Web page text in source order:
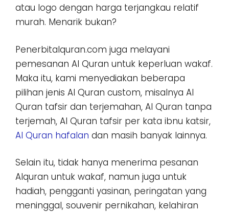
atau logo dengan harga terjangkau relatif
murah. Menarik bukan?
Penerbitalquran.com juga melayani
pemesanan Al Quran untuk keperluan wakaf.
Maka itu, kami menyediakan beberapa
pilihan jenis Al Quran custom, misalnya Al
Quran tafsir dan terjemahan, Al Quran tanpa
terjemah, Al Quran tafsir per kata ibnu katsir,
Al Quran hafalan dan masih banyak lainnya.
Selain itu, tidak hanya menerima pesanan
Alquran untuk wakaf, namun juga untuk
hadiah, pengganti yasinan, peringatan yang
meninggal, souvenir pernikahan, kelahiran